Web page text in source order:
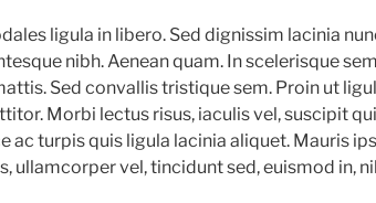
ligula in libero. Sed dignissim lacinia
nibh. Aenean quam. In scelerisque
Sed convallis tristique sem. Proin ut
Morbi lectus risus, iaculis vel, suscipit
ac turpis quis ligula lacinia aliquet. Mauris
ullamcorper vel, tincidunt sed, euismod in,